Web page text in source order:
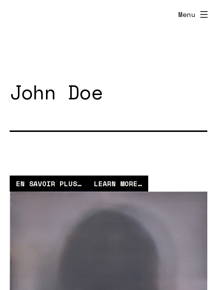
Menu
John Doe
EN SAVOIR PLUS… LEARN MORE…